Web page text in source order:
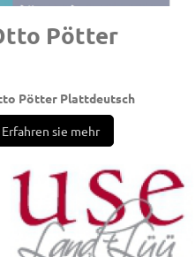
Pötter
Pötter Plattdeutsch
Erfahren sie mehr